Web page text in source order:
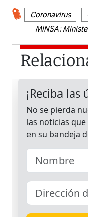
Coronavirus
MINSA: